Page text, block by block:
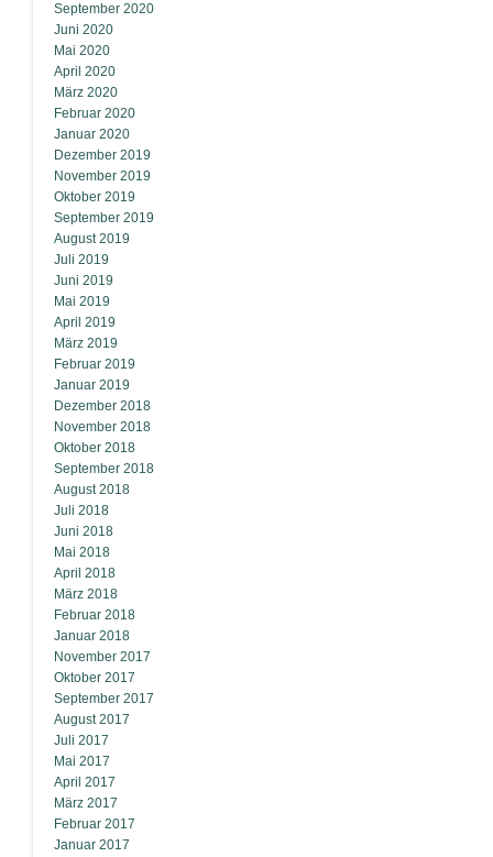
September 2020
Juni 2020
Mai 2020
April 2020
März 2020
Februar 2020
Januar 2020
Dezember 2019
November 2019
Oktober 2019
September 2019
August 2019
Juli 2019
Juni 2019
Mai 2019
April 2019
März 2019
Februar 2019
Januar 2019
Dezember 2018
November 2018
Oktober 2018
September 2018
August 2018
Juli 2018
Juni 2018
Mai 2018
April 2018
März 2018
Februar 2018
Januar 2018
November 2017
Oktober 2017
September 2017
August 2017
Juli 2017
Mai 2017
April 2017
März 2017
Februar 2017
Januar 2017